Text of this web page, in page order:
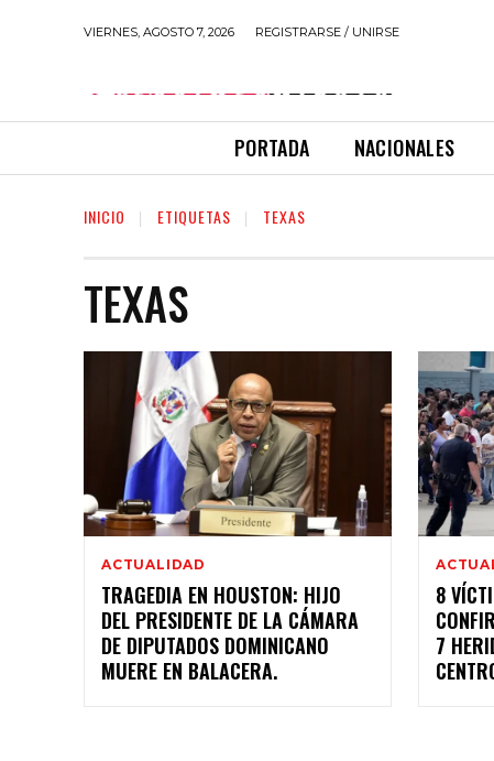
VIERNES, AGOSTO 7, 2026 REGISTRARSE / UNIRSE
PORTADA NACIONALES
INICIO ETIQUETAS TEXAS
TEXAS
ACTUALIDAD
TRAGEDIA EN HOUSTON: HIJO
DEL PRESIDENTE DE LA CÁMARA
DE DIPUTADOS DOMINICANO
MUERE EN BALACERA.
8
7